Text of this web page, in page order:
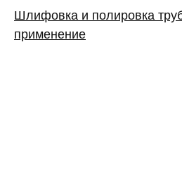
Шлифовка и полировка
применение